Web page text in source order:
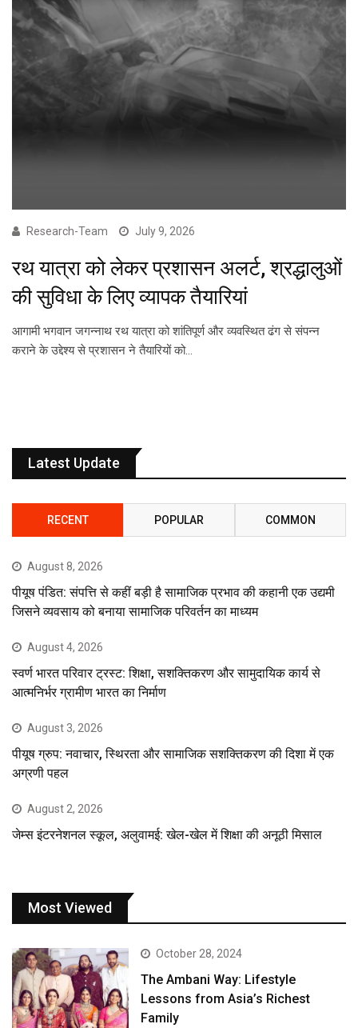
Research-Team July 9, 2026
रथ यात्रा को लेकर प्रशासन अलर्ट, श्रद्धालुओं
की सुविधा के लिए व्यापक तैयारियां
आगामी भगवान जगन्नाथ रथ यात्रा को शांतिपूर्ण और व्यवस्थित ढंग से संपन्न
कराने के उद्देश्य से प्रशासन ने तैयारियों को…
Latest Update
RECENT POPULAR COMMON
August 8, 2026
पीयूष पंडित: संपत्ति से कहीं बड़ी है सामाजिक प्रभाव की कहानी एक उद्यमी
जिसने व्यवसाय को बनाया सामाजिक परिवर्तन का माध्यम
August 4, 2026
स्वर्ण भारत परिवार ट्रस्ट: शिक्षा, सशक्तिकरण और सामुदायिक कार्य से
आत्मनिर्भर ग्रामीण भारत का निर्माण
August 3, 2026
पीयूष ग्रुप: नवाचार, स्थिरता और सामाजिक सशक्तिकरण की दिशा में एक
अग्रणी पहल
August 2, 2026
जेम्स इंटरनेशनल स्कूल, अलुवामई: खेल-खेल में शिक्षा की अनूठी मिसाल
Most Viewed
October 28, 2024
The Ambani Way: Lifestyle
Lessons from Asia’s Richest
Family